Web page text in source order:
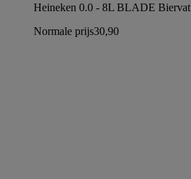
Heineken 0.0 - 8L BLADE Biervat
Normale prijs30,90